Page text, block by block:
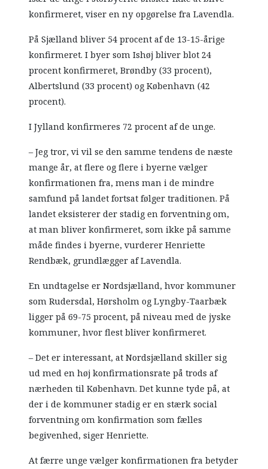
konfirmeret, viser en ny opgørelse fra Lavendla.
På Sjælland bliver 54 procent af de 13-15-årige
konfirmeret. I byer som Ishøj bliver blot 24
procent konfirmeret, Brøndby (33 procent),
Albertslund (33 procent) og København (42
procent).
I Jylland konfirmeres 72 procent af de unge.
– Jeg tror, vi vil se den samme tendens de næste
mange år, at flere og flere i byerne vælger
konfirmationen fra, mens man i de mindre
samfund på landet fortsat følger traditionen. På
landet eksisterer der stadig en forventning om,
at man bliver konfirmeret, som ikke på samme
måde findes i byerne, vurderer Henriette
Rendbæk, grundlægger af Lavendla.
En undtagelse er Nordsjælland, hvor kommuner
som Rudersdal, Hørsholm og Lyngby-Taarbæk
ligger på 69-75 procent, på niveau med de jyske
kommuner, hvor flest bliver konfirmeret.
– Det er interessant, at Nordsjælland skiller sig
ud med en høj konfirmationsrate på trods af
nærheden til København. Det kunne tyde på, at
der i de kommuner stadig er en stærk social
forventning om konfirmation som fælles
begivenhed, siger Henriette.
At færre unge vælger konfirmationen fra betyder